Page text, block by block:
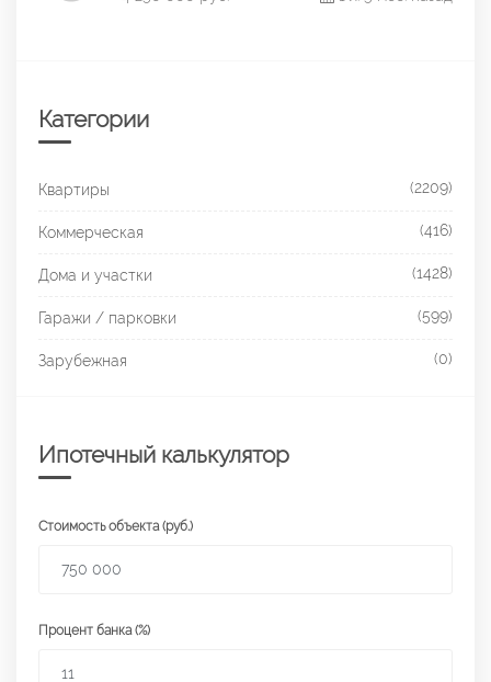
Категории
Квартиры (2209)
Коммерческая (416)
Дома и участки (1428)
Гаражи / парковки (599)
Зарубежная (0)
Ипотечный калькулятор
Стоимость объекта (руб.)
Процент банка (%)